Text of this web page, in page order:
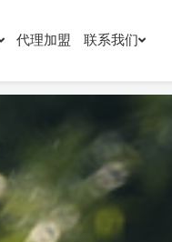
代理加盟 联系我们